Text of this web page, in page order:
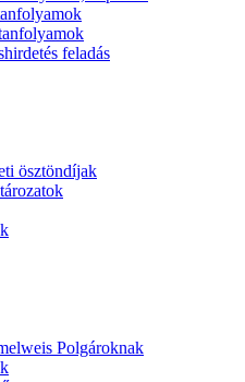
feladás
ösztöndíjak
Polgároknak